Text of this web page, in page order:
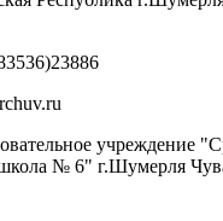
учреждение
школа № 6" г.Шумерля